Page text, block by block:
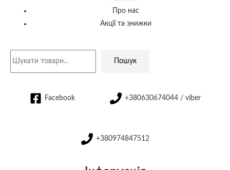
Про нас
Акції та знижки
Пошук
Facebook +380630674044 / viber
+380974847512